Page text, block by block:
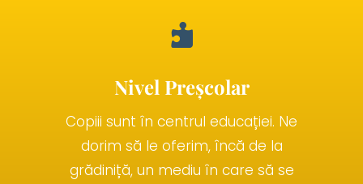

Nivel Preșcolar
Copiii sunt în centrul educației. Ne
dorim să le oferim, încă de la
grădiniță, un mediu în care să se